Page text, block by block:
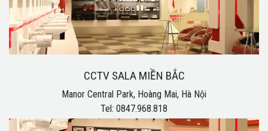
CCTV SALA MIỀN BẮC
Manor Central Park, Hoàng Mai, Hà Nội
Tel: 0847.968.818